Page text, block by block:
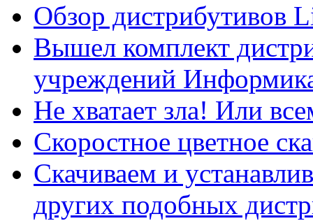
Обзор дистрибутивов
Вышел комплект
учреждений
Не хватает зла! Или
Скоростное цветное
Скачиваем и
других подобных